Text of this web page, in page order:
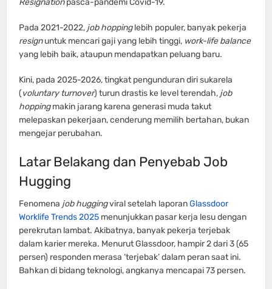
Pada 2021-2022, job hoppinglebih populer, banyak pekerja
resignuntuk mencari gaji yang lebih tinggi, work-life balance
yang lebih baik, ataupun mendapatkan peluang baru.
Kini, pada 2025-2026, tingkat pengunduran diri sukarela
(voluntary turnover) turun drastis ke level terendah, job
hoppingmakin jarang karena generasi muda takut
melepaskan pekerjaan, cenderung memilih bertahan, bukan
mengejar perubahan.
Latar Belakang dan Penyebab Job
Hugging
Fenomena job huggingviral setelah laporanGlassdoor
Worklife Trends 2025 menunjukkan pasar kerja lesu dengan
perekrutan lambat. Akibatnya, banyak pekerja terjebak
dalam karier mereka. Menurut Glassdoor, hampir 2 dari 3 (65
persen) responden merasa ‘terjebak’ dalam peran saat ini.
Bahkan di bidang teknologi, angkanya mencapai 73 persen.